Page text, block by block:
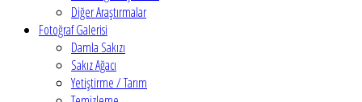
Diğer Araştırmalar
Fotoğraf Galerisi
Damla Sakızı
Sakız Ağacı
Yetiştirme / Tarım